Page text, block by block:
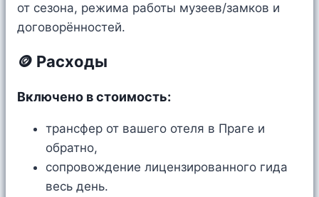
от сезона, режима работы музеев/замков и
договорённостей.
🪙 Расходы
Включено в стоимость:
трансфер от вашего отеля в Праге и
обратно,
сопровождение лицензированного гида
весь день.